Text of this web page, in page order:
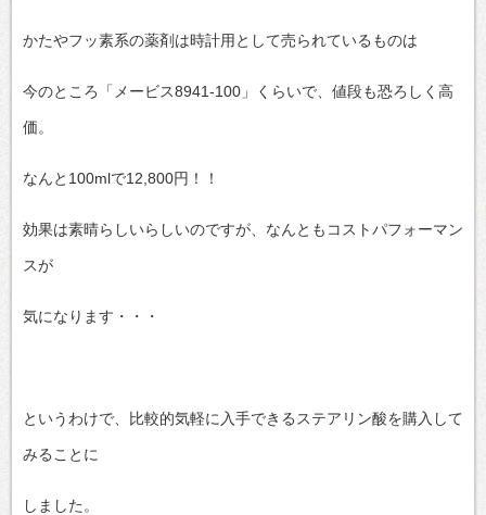
かたやフッ素系の薬剤は時計用として売られているものは
今のところ「メービス8941-100」くらいで、値段も恐ろしく高
価。
なんと100mlで12,800円！！
効果は素晴らしいらしいのですが、なんともコストパフォーマン
スが
気になります・・・
というわけで、比較的気軽に入手できるステアリン酸を購入して
みることに
しました。